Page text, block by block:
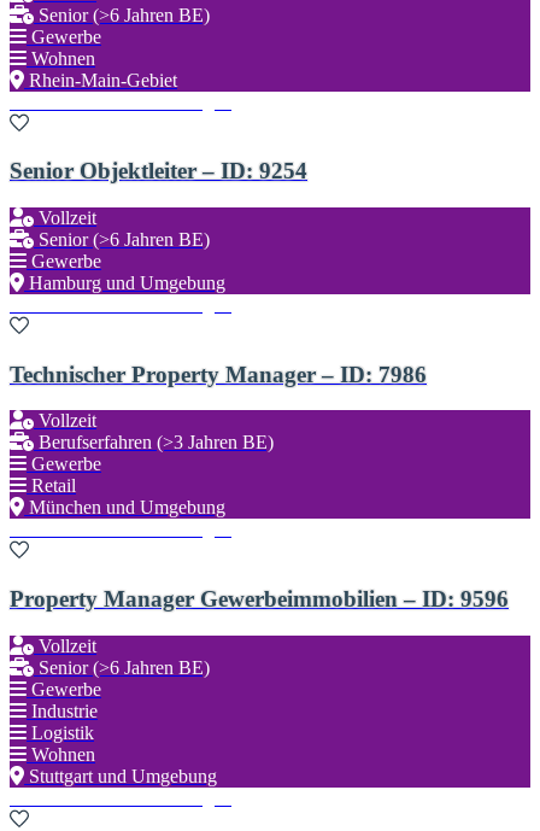
Senior (>6 Jahren BE)
Gewerbe
Wohnen
Rhein-Main-Gebiet
Senior Objektleiter – ID: 9254
Vollzeit
Senior (>6 Jahren BE)
Gewerbe
Hamburg und Umgebung
Technischer Property Manager – ID: 7986
Vollzeit
Berufserfahren (>3 Jahren BE)
Gewerbe
Retail
München und Umgebung
Property Manager Gewerbeimmobilien – ID: 9596
Vollzeit
Senior (>6 Jahren BE)
Gewerbe
Industrie
Logistik
Wohnen
Stuttgart und Umgebung